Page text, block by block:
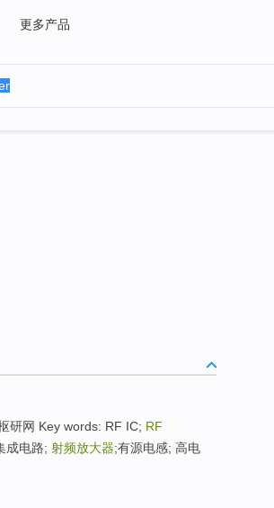
更多产品
研网 Key words: RF IC; RF
成电路; 射频放大器;有源电感; 高电